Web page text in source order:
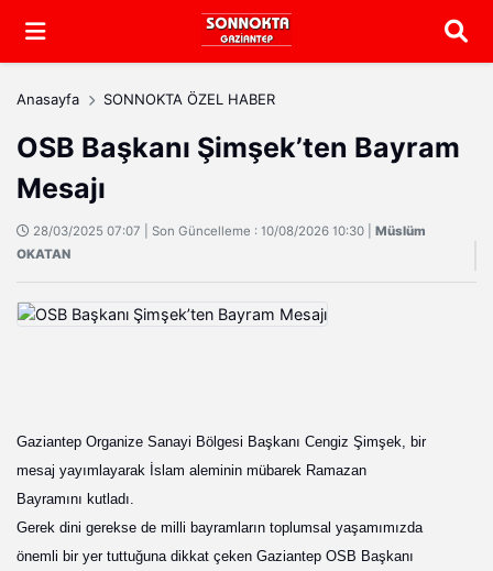
Arama
Anasayfa SONNOKTA ÖZEL HABER
OSB Başkanı Şimşek’ten Bayram
Mesajı
28/03/2025 07:07 | Son Güncelleme : 10/08/2026 10:30 | Müslüm
OKATAN
Gaziantep Organize Sanayi Bölgesi Başkanı Cengiz Şimşek, bir
mesaj yayımlayarak İslam aleminin mübarek Ramazan
Bayramını kutladı.
Gerek dini gerekse de milli bayramların toplumsal yaşamımızda
önemli bir yer tuttuğuna dikkat çeken Gaziantep OSB Başkanı